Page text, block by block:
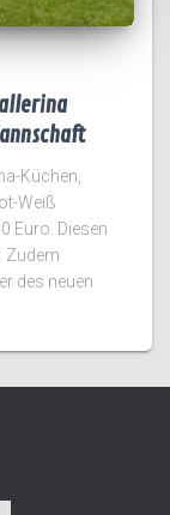
Küchen,
Weiß
Euro. Diesen
Zudem
des neuen